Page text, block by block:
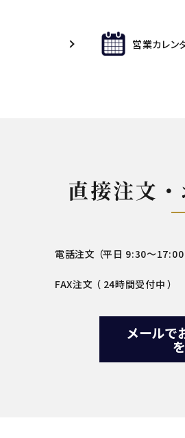
営業カレン
直接注文
電話注文 （平日 9:30～17:00
FAX注文 （ 24時間受付中 ）
メールで